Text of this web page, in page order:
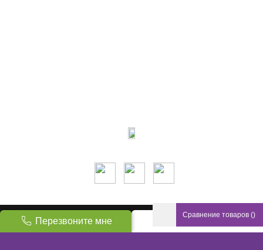
ТМ Artside © 2026 Все права защищены
Создание интернет магазина
: © 2026 FENIX INDUSTRY
Сравнение товаров ()
Наверх
Перезвоните мне